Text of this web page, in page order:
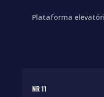
Plataforma
NR 11